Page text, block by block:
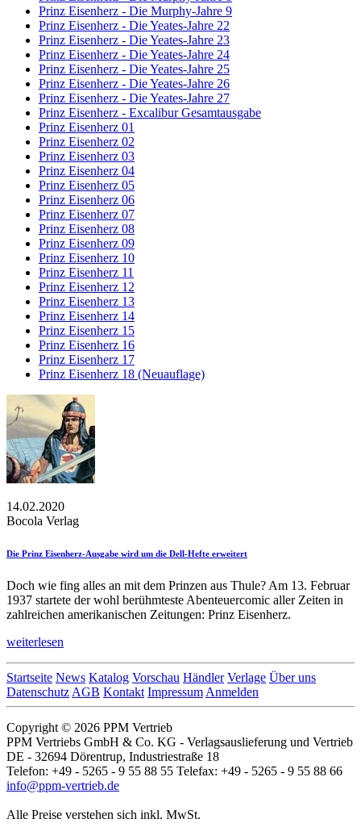
Prinz Eisenherz - Die Murphy-Jahre 9
Prinz Eisenherz - Die Yeates-Jahre 22
Prinz Eisenherz - Die Yeates-Jahre 23
Prinz Eisenherz - Die Yeates-Jahre 24
Prinz Eisenherz - Die Yeates-Jahre 25
Prinz Eisenherz - Die Yeates-Jahre 26
Prinz Eisenherz - Die Yeates-Jahre 27
Prinz Eisenherz - Excalibur Gesamtausgabe
Prinz Eisenherz 01
Prinz Eisenherz 02
Prinz Eisenherz 03
Prinz Eisenherz 04
Prinz Eisenherz 05
Prinz Eisenherz 06
Prinz Eisenherz 07
Prinz Eisenherz 08
Prinz Eisenherz 09
Prinz Eisenherz 10
Prinz Eisenherz 11
Prinz Eisenherz 12
Prinz Eisenherz 13
Prinz Eisenherz 14
Prinz Eisenherz 15
Prinz Eisenherz 16
Prinz Eisenherz 17
Prinz Eisenherz 18 (Neuauflage)
14.02.2020
Bocola Verlag
Die Prinz Eisenherz-Ausgabe wird um die Dell-Hefte erweitert
Doch wie fing alles an mit dem Prinzen aus Thule? Am 13. Februar
1937 startete der wohl berühmteste Abenteuercomic aller Zeiten in
zahlreichen amerikanischen Zeitungen: Prinz Eisenherz.
weiterlesen
Startseite News Katalog Vorschau Händler Verlage Über uns
Datenschutz AGB Kontakt Impressum Anmelden
Copyright © 2026 PPM Vertrieb
PPM Vertriebs GmbH & Co. KG - Verlagsauslieferung und Vertrieb
DE - 32694 Dörentrup, Industriestraße 18
Telefon: +49 - 5265 - 9 55 88 55 Telefax: +49 - 5265 - 9 55 88 66
info@ppm-vertrieb.de
Alle Preise verstehen sich inkl. MwSt.